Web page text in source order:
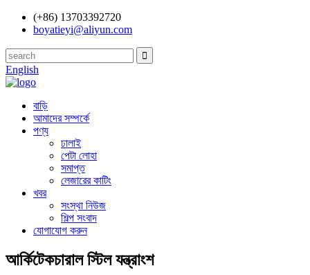
(+86) 13703392720
boyatieyi@aliyun.com
English
বাড়ি
আমাদের সম্পর্কে
পণ্য
ঢালাই
পেটা লোহা
সমাপ্ত
লেজারের কাটিং
খবর
সংস্থা নিউজ
শিল্প সংবাদ
যোগাযোগ করুন
আর্কিটেকচারাল স্টিল যন্ত্রাংশ